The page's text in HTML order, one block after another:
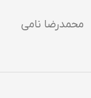
محمدرضا نامی